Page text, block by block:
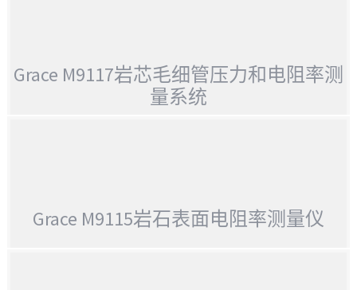
Grace M9117岩芯毛细管压力和电阻率测
量系统
Grace M9115岩石表面电阻率测量仪